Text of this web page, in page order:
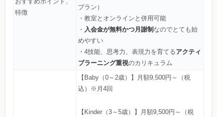
特徴
プラン）
・教室とオンラインと併用可能
・ 入会金が無料かつ月謝制なのでとても始
めやすい
・4技能、思考力、表現力を育てるアクティ
ブラーニング重視のカリキュラム
【Baby（0～2歳）】月額9,500円～（税
込）※月4回
【Kinder（3～5歳）】月額9,500円～（税